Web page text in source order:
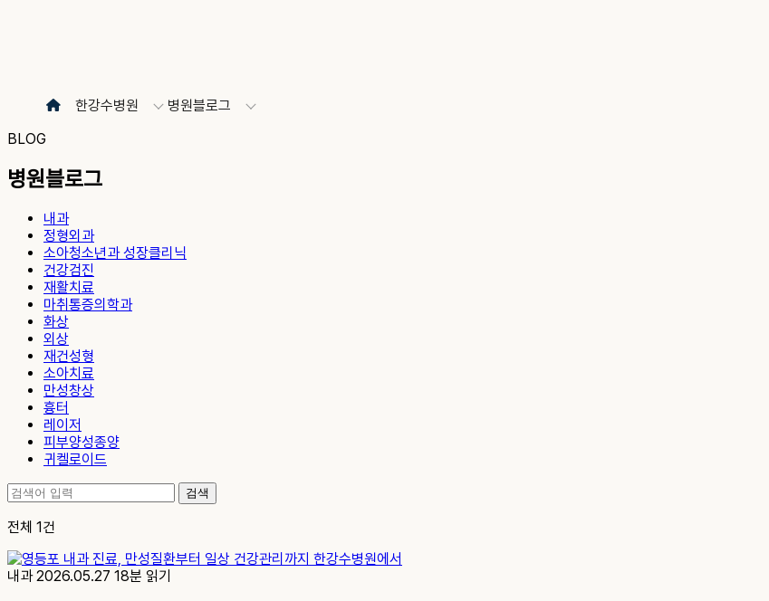
한강수병원
병원블로그
BLOG
병원블로그
내과
정형외과
소아청소년과 성장클리닉
건강검진
재활치료
마취통증의학과
화상
외상
재건성형
소아치료
만성창상
흉터
레이저
피부양성종양
귀켈로이드
검색
전체 1건
내과 2026.05.27 18분 읽기